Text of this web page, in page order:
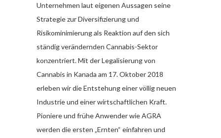
Unternehmen laut eigenen Aussagen seine
Strategie zur Diversifizierung und
Risikominimierung als Reaktion auf den sich
ständig verändernden Cannabis-Sektor
konzentriert. Mit der Legalisierung von
Cannabis in Kanada am 17. Oktober 2018
erleben wir die Entstehung einer völlig neuen
Industrie und einer wirtschaftlichen Kraft.
Pioniere und frühe Anwender wie AGRA
werden die ersten „Ernten“ einfahren und